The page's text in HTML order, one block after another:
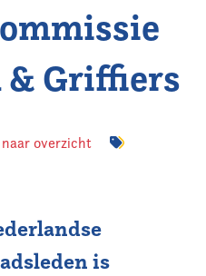
& Griffiers
naar overzicht
is